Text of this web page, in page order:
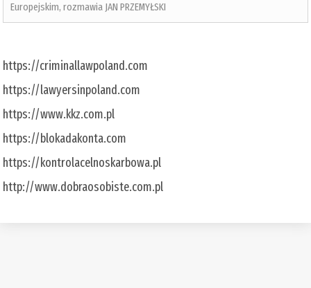
Europejskim, rozmawia JAN PRZEMYŁSKI
https://criminallawpoland.com
https://lawyersinpoland.com
https://www.kkz.com.pl
https://blokadakonta.com
https://kontrolacelnoskarbowa.pl
http://www.dobraosobiste.com.pl